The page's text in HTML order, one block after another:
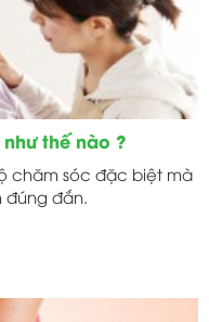
thế nào ?
chăm sóc đặc biệt mà
đúng đắn.